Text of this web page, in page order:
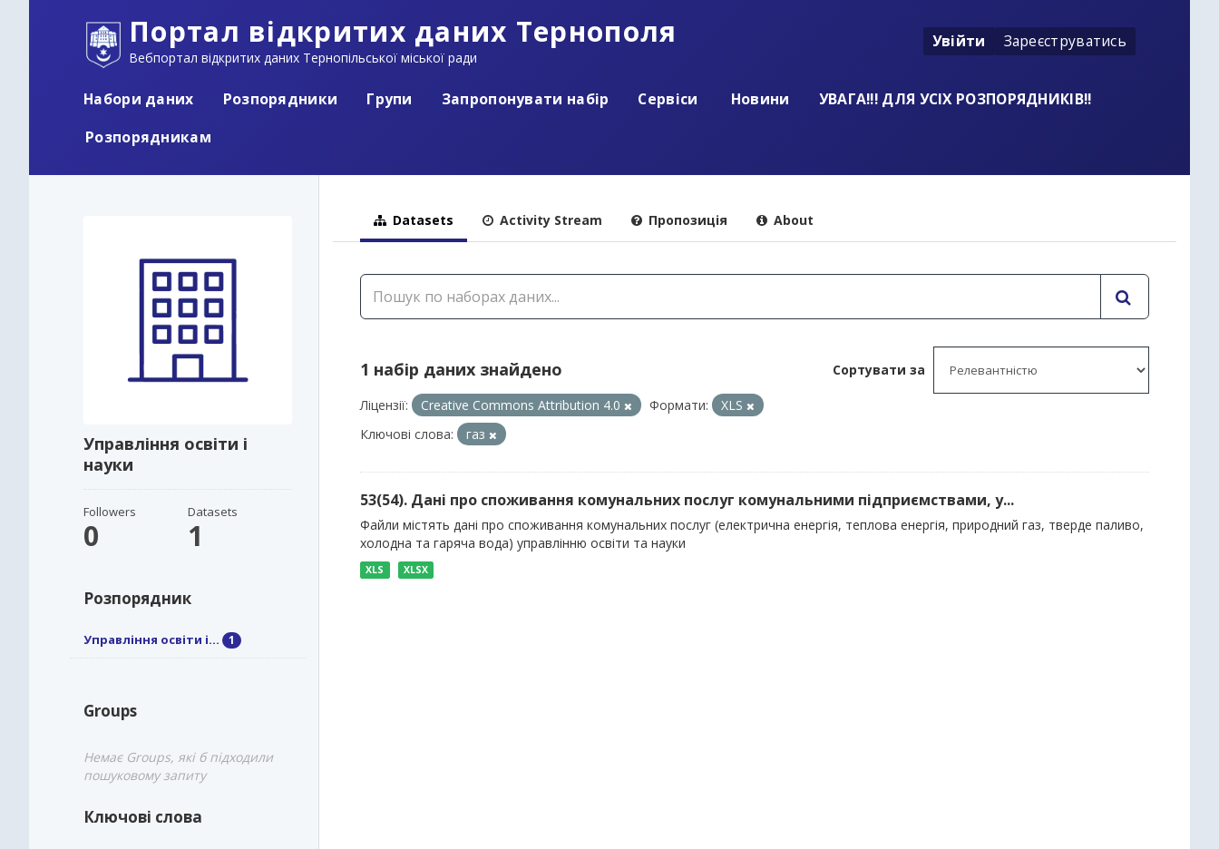
Портал відкритих даних Тернополя
Вебпортал відкритих даних Тернопільської міської ради
Увійти Зареєструватись
Набори даних Розпорядники Групи Запропонувати набір Сервіси Новини
УВАГА!!! ДЛЯ УСІХ РОЗПОРЯДНИКІВ!!
Розпорядникам
Управління освіти і
науки
Followers
0
Datasets
1
Розпорядник
Управління освіти і... 1
Groups
Немає Groups, які б підходили
пошуковому запиту
Ключові слова
Datasets Activity Stream Пропозиція About
Сортувати за
1 набір даних знайдено
Ліцензії: Creative Commons Attribution 4.0 Формати:
XLS
Ключові слова:
газ
53(54). Дані про споживання комунальних послуг комунальними підприємствами, у...
Файли містять дані про споживання комунальних послуг (електрична енергія, теплова енергія, природний газ, тверде паливо,
холодна та гаряча вода) управлінню освіти та науки
XLS XLSX